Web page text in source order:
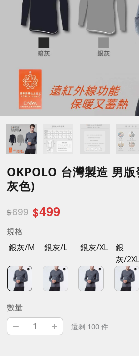
OKPOLO 台灣製造 男
灰色)
$699 $499
規格
銀灰/M
銀灰/L 銀灰/XL
銀
灰/2XL
數量
– + 還剩 100 件